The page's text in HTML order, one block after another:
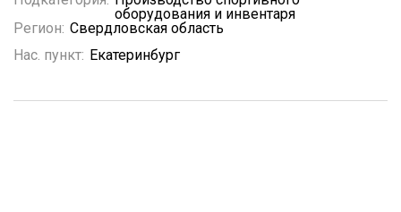
оборудования и инвентаря
Регион: Свердловская область
Нас. пункт: Екатеринбург